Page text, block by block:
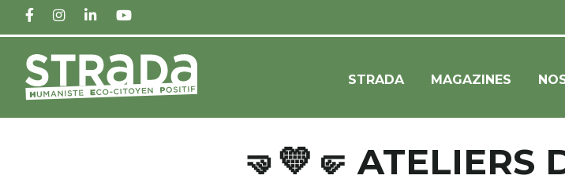
FACEBOOKINSTAGRAM
LINKEDINYOUTUBE
STRADA MAGAZINES
🤜💛🤛 ATELIERS